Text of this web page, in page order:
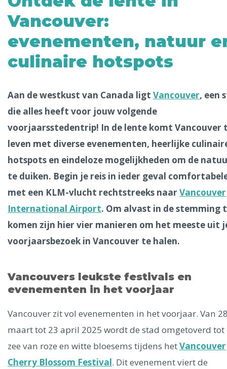
Alle steden
Dresden
Ålesund
Singapore
Rome Berlijn Mechelen Venetië
Dublin
Hong Kong München Wenen Budapest
Vancouver:
evenementen, natuur
culinaire hotspots
Aan de westkust van Canada ligt Vancouver, een
die alles heeft voor jouw volgende
voorjaarsstedentrip! In de lente komt Vancouver
leven met diverse evenementen, heerlijke
hotspots en eindeloze mogelijkheden om de
te duiken. Begin je reis in ieder geval
met een KLM-vlucht rechtstreeks naar Vancouver
International Airport. Om alvast in de stemming
komen zijn hier vier manieren om het meeste uit
voorjaarsbezoek in Vancouver te halen.
Vancouvers leukste festivals en
evenementen in het voorjaar
Vancouver zit vol evenementen in het voorjaar. Van
maart tot 23 april 2025 wordt de stad omgetoverd tot
zee van roze en witte bloesems tijdens hetVancouver
Cherry Blossom Festival. Dit evenement viert de